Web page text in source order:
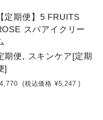
NEW
【定期便】5 FRUITS
スパアイクリー
期便, スキンケア[定期
]
(税込価格 ¥5,247 )